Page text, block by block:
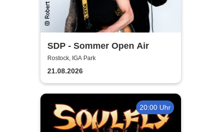
SDP - Sommer Open Air
Rostock, IGA Park
21.08.2026
20:00 Uhr